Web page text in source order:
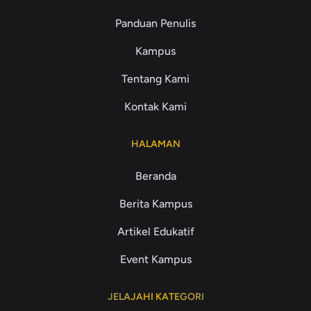
Panduan Penulis
Kampus
Tentang Kami
Kontak Kami
HALAMAN
Beranda
Berita Kampus
Artikel Edukatif
Event Kampus
JELAJAHI KATEGORI